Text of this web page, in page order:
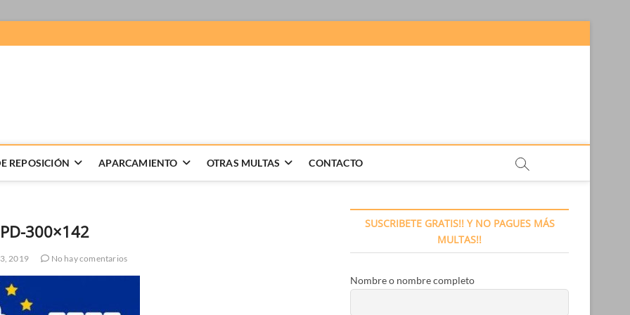
REPOSICIÓN APARCAMIENTO OTRAS MULTAS CONTACTO
300×142
2019 No hay comentarios
SUSCRIBETE GRATIS!! Y NO PAGUES MÁS
MULTAS!!
Nombre o nombre completo